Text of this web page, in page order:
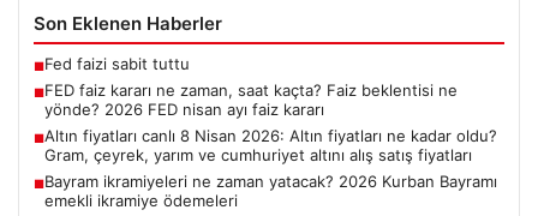
Son Eklenen Haberler
■Fed faizi sabit tuttu
■FED faiz kararı ne zaman, saat kaçta? Faiz beklentisi ne
yönde? 2026 FED nisan ayı faiz kararı
■Altın fiyatları canlı 8 Nisan 2026: Altın fiyatları ne kadar oldu?
Gram, çeyrek, yarım ve cumhuriyet altını alış satış fiyatları
■Bayram ikramiyeleri ne zaman yatacak? 2026 Kurban Bayramı
emekli ikramiye ödemeleri